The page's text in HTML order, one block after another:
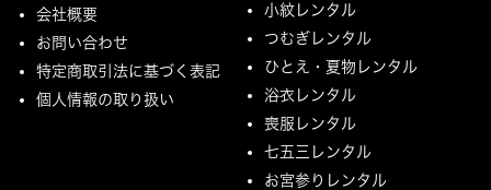
会社概要
お問い合わせ
特定商取引法に基づく表記
個人情報の取り扱い
小紋レンタル
つむぎレンタル
ひとえ・夏物レンタル
浴衣レンタル
喪服レンタル
七五三レンタル
お宮参りレンタル